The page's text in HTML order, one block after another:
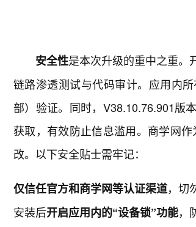
安全性是本次升级的重中之重。
链路渗透测试与代码审计。应用内
部）验证。同时，V38.10.76.901版
获取，有效防止信息滥用。商学网
改。以下安全贴士需牢记：
仅信任官方和商学网等认证渠道，切
安装后开启应用内的“设备锁”功能，